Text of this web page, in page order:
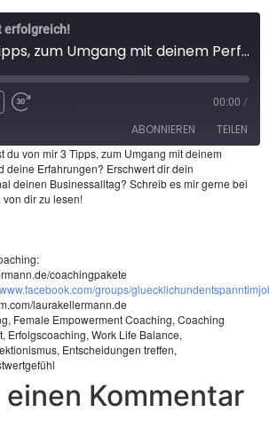
erfolgreich!
#42 3 Tipps, zum Umgang mit deinem Perfektionismus
00:00 /
ABONNIEREN TEILEN
Spotify
du von mir 3 Tipps, zum Umgang mit deinem
deine Erfahrungen? Erschwert dir dein
deinen Businessalltag? Schreib es mir gerne bei
von dir zu lesen!
coachingpakete
groups/
laurakellermann.de
Female Empowerment Coaching, Coaching
Erfolgscoaching, Work Life Balance,
Entscheidungen treffen,
Kommentar